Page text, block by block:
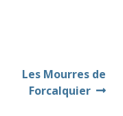
Les Mourres de
Forcalquier